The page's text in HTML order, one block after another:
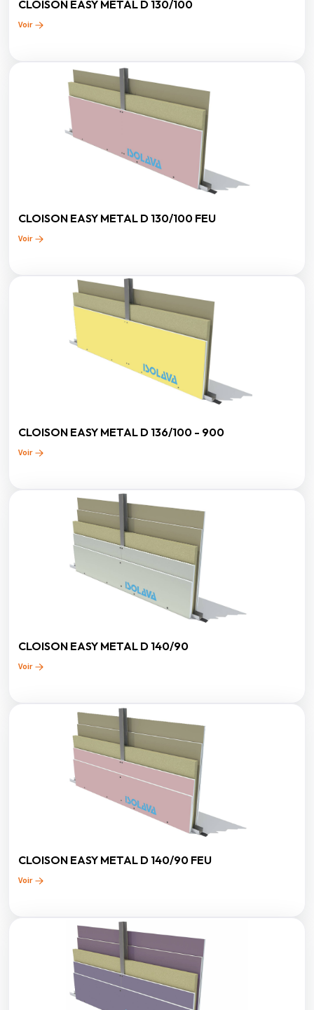
CLOISON EASY METAL D 130/100
Voir
CLOISON EASY METAL D 130/100 FEU
Voir
CLOISON EASY METAL D 136/100 - 900
Voir
CLOISON EASY METAL D 140/90
Voir
CLOISON EASY METAL D 140/90 FEU
Voir